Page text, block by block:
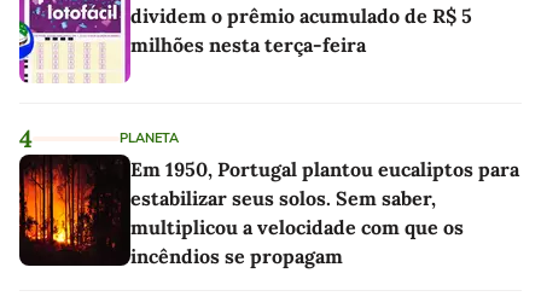
dividem o prêmio acumulado de R$ 5
milhões nesta terça-feira
4 PLANETA
Em 1950, Portugal plantou eucaliptos para
estabilizar seus solos. Sem saber,
multiplicou a velocidade com que os
incêndios se propagam